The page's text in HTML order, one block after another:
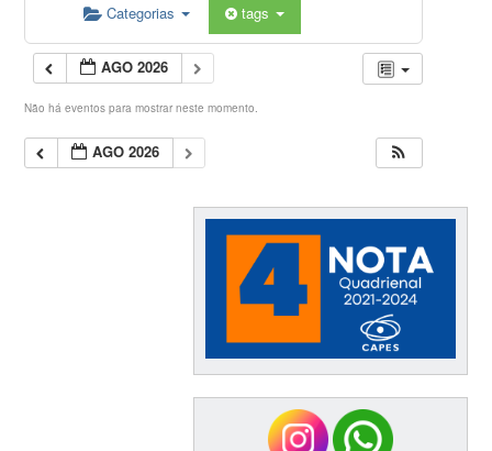
Categorias tags
AGO 2026
Não há eventos para mostrar neste momento.
AGO 2026